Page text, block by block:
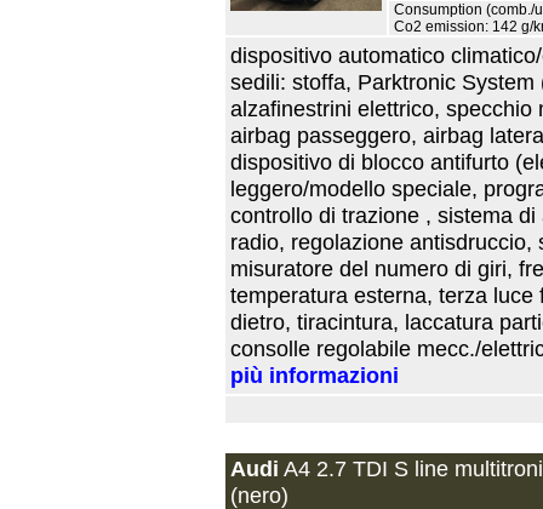
Consumption (comb./
Co2 emission: 142 g/
dispositivo automatico
sedili: stoffa, Parktronic
alzafinestrini elettrico,
airbag passeggero, airbag
dispositivo di blocco antifurto
leggero/modello speciale,
controllo di trazione , sistema
radio, regolazione
misuratore del numero di giri,
temperatura esterna, terza
dietro, tiracintura, laccatura
consolle regolabile mecc./
più informazioni
Audi A4 2.7 TDI S line
(nero)